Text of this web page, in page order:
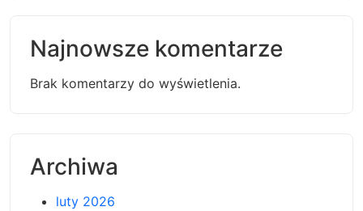
Najnowsze komentarze
Brak komentarzy do wyświetlenia.
Archiwa
luty 2026